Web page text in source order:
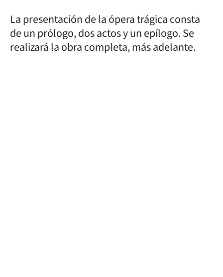
La presentación de la ópera trágica consta
de un prólogo, dos actos y un epílogo. Se
realizará la obra completa, más adelante.